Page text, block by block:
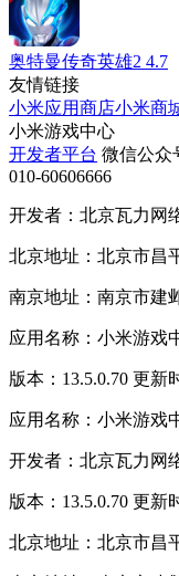
奥特曼传奇英雄2 4.7
友情链接
小米应用商店小米商
小米游戏中心
开发者平台 微信公众
010-60606666
开发者：北京瓦力网
北京地址：北京市昌
南京地址：南京市建
应用名称：小米游戏
版本：13.5.0.70 更新
应用名称：小米游戏
开发者：北京瓦力网
版本：13.5.0.70 更新
北京地址：北京市昌